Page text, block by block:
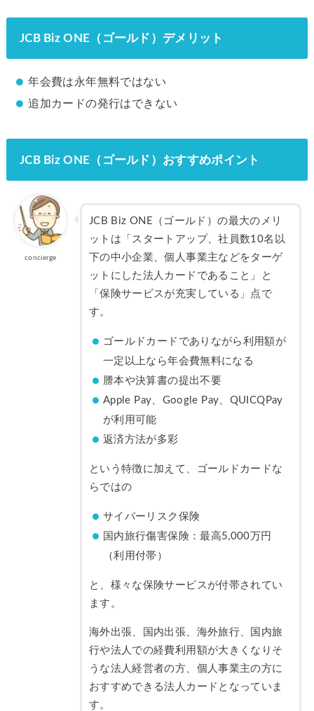
JCB Biz ONE（ゴールド）デメリット
年会費は永年無料ではない
追加カードの発行はできない
JCB Biz ONE（ゴールド）おすすめポイント
concierge
JCB Biz ONE（ゴールド）の最大のメリ
ットは「スタートアップ、社員数10名以
下の中小企業、個人事業主などをターゲ
ットにした法人カードであること」と
「保険サービスが充実している」点で
す。
ゴールドカードでありながら利用額が
一定以上なら年会費無料になる
謄本や決算書の提出不要
Apple Pay、Google Pay、QUICQPay
が利用可能
返済方法が多彩
という特徴に加えて、ゴールドカードな
らではの
サイバーリスク保険
国内旅行傷害保険：最高5,000万円
（利用付帯）
と、様々な保険サービスが付帯されてい
ます。
海外出張、国内出張、海外旅行、国内旅
行や法人での経費利用額が大きくなりそ
うな法人経営者の方、個人事業主の方に
おすすめできる法人カードとなっていま
す。